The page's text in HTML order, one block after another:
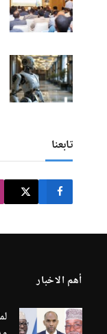
تابعنا
أهم الاخبار